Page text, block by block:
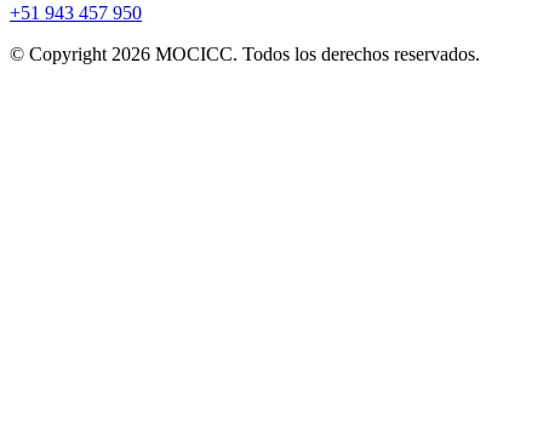
+51 943 457 950
© Copyright 2026 MOCICC. Todos los derechos reservados.